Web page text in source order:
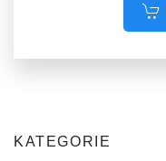
KATEGORIE